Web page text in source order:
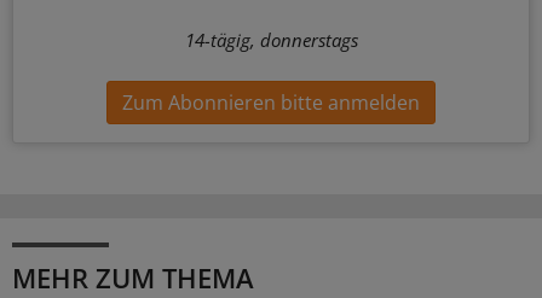
14-tägig, donnerstags
Zum Abonnieren bitte anmelden
MEHR ZUM THEMA